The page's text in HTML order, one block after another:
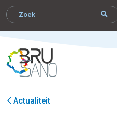
Actualiteit